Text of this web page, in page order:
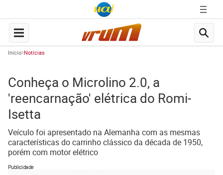
Início Notícias
Conheça o Microlino 2.0, a
'reencarnação' elétrica do Romi-
Isetta
Veículo foi apresentado na Alemanha com as mesmas
características do carrinho clássico da década de 1950,
porém com motor elétrico
Publicidade